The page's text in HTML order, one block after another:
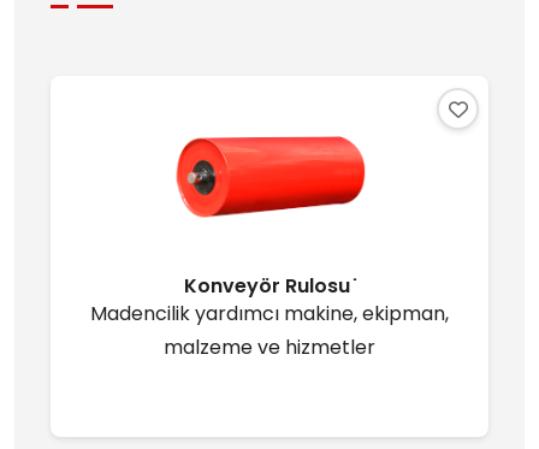
Konveyör Rulosu ̇
Madencilik yardımcı makine, ekipman,
malzeme ve hizmetler